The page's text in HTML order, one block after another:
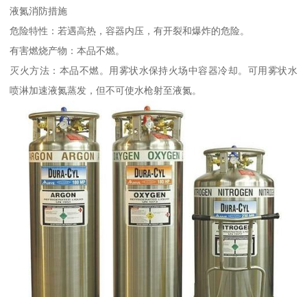
液氮消防措施
危险特性：若遇高热，容器内压，有开裂和爆炸的危险。
有害燃烧产物：本品不燃。
灭火方法：本品不燃。用雾状水保持火场中容器冷却。可用雾状水
喷淋加速液氮蒸发，但不可使水枪射至液氮。